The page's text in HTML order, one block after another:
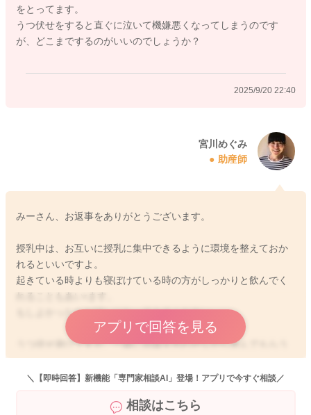
よかったら参考になさってみてください。
どうぞよろしくお願いします。
2025/9/20 21:03
をとってます。
うつ伏せをすると直ぐに泣いて機嫌悪くなってしまうのです
が、どこまでするのがいいのでしょうか？
2025/9/20 22:40
宮川めぐみ
助産師
みーさん、お返事をありがとうございます。
授乳中は、お互いに授乳に集中できるように環境を整えておか
れるといいですよ。
起きている時よりも寝ぼけている時の方がしっかりと飲んでく
れることもあいrます。
もしよかったらお試しになってみてください。
うつ伏せ遊びですが、一緒に目線を合わせながら遊んでもらう
といいですよ。
お腹が圧迫をされて苦しそうな様子もありましたら、お胸のと
う少し苦しさが軽減をされて、遊べる時間が長くなると思いま
アプリで回答を見る
＼【即時回答】新機能「専門家相談AI」登場！アプリで今すぐ相談／
相談はこちら